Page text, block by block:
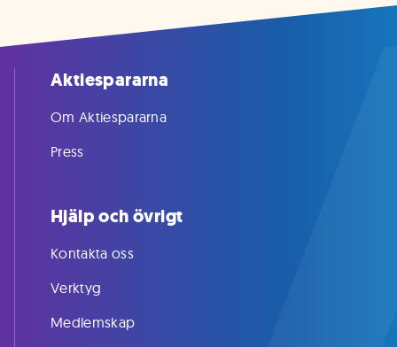
Aktiespararna
Om Aktiespararna
Press
Hjälp och övrigt
Kontakta oss
Verktyg
Medlemskap